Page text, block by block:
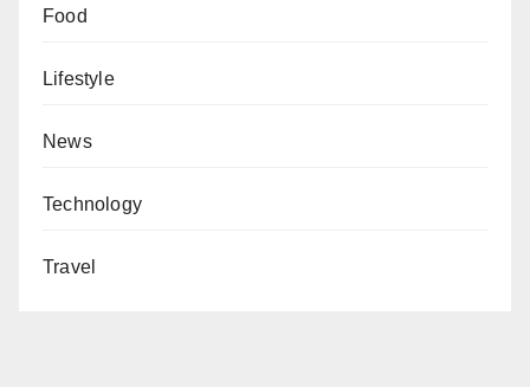
Food
Lifestyle
News
Technology
Travel